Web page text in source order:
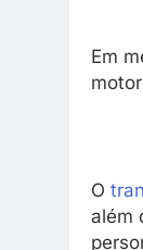
Em
O
além